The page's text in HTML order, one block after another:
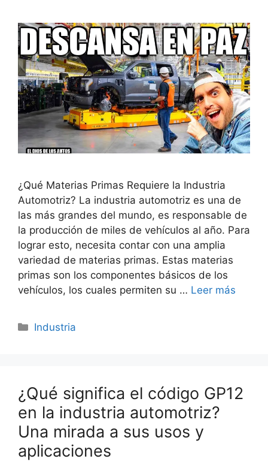
¿Qué Materias Primas Requiere la Industria
Automotriz? La industria automotriz es una de
las más grandes del mundo, es responsable de
la producción de miles de vehículos al año. Para
lograr esto, necesita contar con una amplia
variedad de materias primas. Estas materias
primas son los componentes básicos de los
vehículos, los cuales permiten su … Leer más
Categorías
Industria
¿Qué significa el código GP12
en la industria automotriz?
Una mirada a sus usos y
aplicaciones